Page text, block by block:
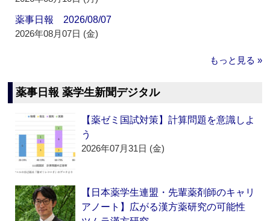
薬事日報 2026/08/07
2026年08月07日 (金)
もっと見る »
薬事日報 薬学生新聞デジタル
【薬ゼミ国試対策】計算問題を意識しよ
う
2026年07月31日 (金)
【日本薬学生連盟・先輩薬剤師のキャリ
アノート】広がる漢方薬研究の可能性